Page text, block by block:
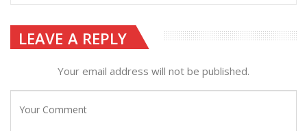
LEAVE A REPLY
Your email address will not be published.